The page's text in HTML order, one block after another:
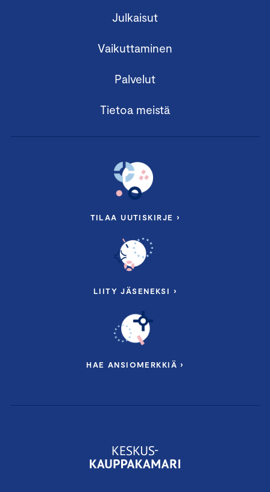
Julkaisut
Vaikuttaminen
Palvelut
Tietoa meistä
TILAA UUTISKIRJE ›
LIITY JÄSENEKSI ›
HAE ANSIOMERKKIÄ ›